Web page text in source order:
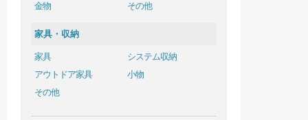
金物
その他
家具・収納
家具
システム収納
アウトドア家具
小物
その他